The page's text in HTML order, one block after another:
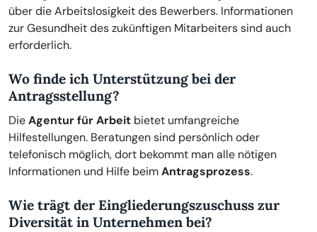
über die Arbeitslosigkeit des Bewerbers. Informationen
zur Gesundheit des zukünftigen Mitarbeiters sind auch
erforderlich.
Wo finde ich Unterstützung bei der
Antragsstellung?
DieAgentur für Arbeit bietet umfangreiche
Hilfestellungen. Beratungen sind persönlich oder
telefonisch möglich, dort bekommt man alle nötigen
Informationen und Hilfe beimAntragsprozess.
Wie trägt der Eingliederungszuschuss zur
Diversität in Unternehmen bei?